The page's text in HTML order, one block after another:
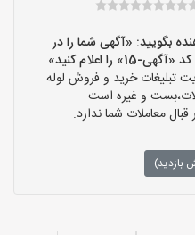
بگویید: «آگهی شما را در
اعلام کنید»
تبلیغات خرید و فروش لوله
و غیره است
معاملات شما ندارد.
بازدید)